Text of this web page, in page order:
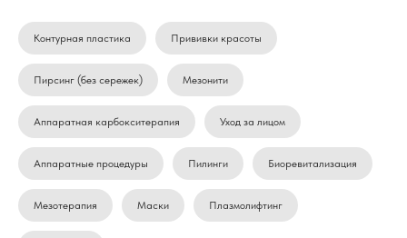
Контурная пластика Прививки красоты
Пирсинг (без сережек) Мезонити
Аппаратная карбокситерапия Уход за лицом
Аппаратные процедуры Пилинги Биоревитализация
Мезотерапия Маски Плазмолифтинг